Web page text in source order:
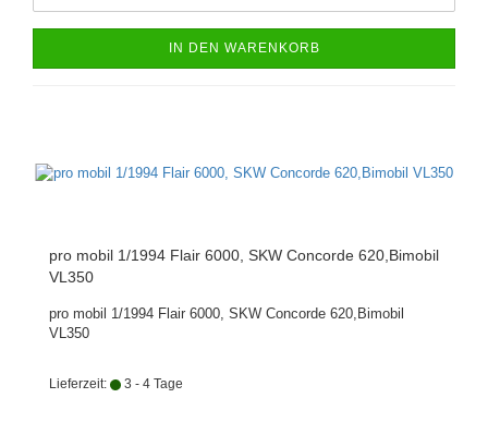
IN DEN WARENKORB
pro mobil 1/1994 Flair 6000, SKW Concorde 620,Bimobil
VL350
pro mobil 1/1994 Flair 6000, SKW Concorde 620,Bimobil
VL350
Lieferzeit: 3 - 4 Tage